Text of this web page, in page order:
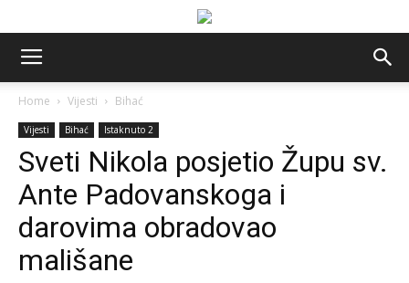
Home Vijesti Bihać
Vijesti Bihać Istaknuto 2
Sveti Nikola posjetio Župu sv.
Ante Padovanskoga i
darovima obradovao
mališane